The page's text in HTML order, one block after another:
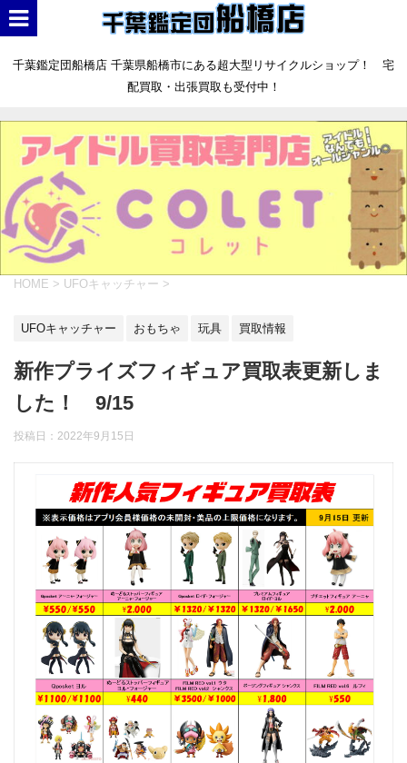
千葉鑑定団船橋店 千葉県船橋市にある超大型リサイクルショップ！ 宅
配買取・出張買取も受付中！
HOME > UFOキャッチャー >
UFOキャッチャー おもちゃ 玩具 買取情報
新作プライズフィギュア買取表更新しま
した！ 9/15
投稿日： 2022年9月15日